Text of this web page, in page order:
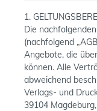
1.
Die
(nachfolgend
Angebote, die
können. Alle
abweichend
Verlags- und
39104